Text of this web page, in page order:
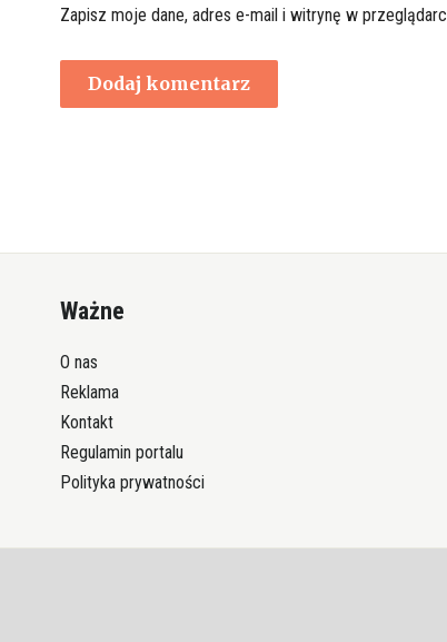
Zapisz moje dane, adres e-mail i witrynę w
Ważne
O nas
Reklama
Kontakt
Regulamin portalu
Polityka prywatności